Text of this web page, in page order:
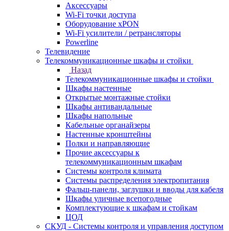
Аксессуары
Wi-Fi точки доступа
Оборудование хPON
Wi-Fi усилители / ретрансляторы
Powerline
Телевидение
Телекоммуникационные шкафы и стойки
Назад
Телекоммуникационные шкафы и стойки
Шкафы настенные
Открытые монтажные стойки
Шкафы антивандальные
Шкафы напольные
Кабельные органайзеры
Настенные кронштейны
Полки и направляющие
Прочие аксессуары к
телекоммуникационным шкафам
Системы контроля климата
Системы распределения электропитания
Фальш-панели, заглушки и вводы для кабеля
Шкафы уличные всепогодные
Комплектующие к шкафам и стойкам
ЦОД
СКУД - Системы контроля и управления доступом